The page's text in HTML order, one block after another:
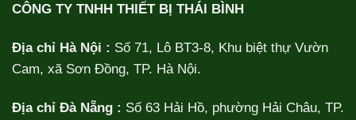
CÔNG TY TNHH THIẾT BỊ THÁI BÌNH
Địa chỉ Hà Nội : Số 71, Lô BT3-8, Khu biệt thự Vườn
Cam, xã Sơn Đồng, TP. Hà Nội.
Địa chỉ Đà Nẵng : Số 63 Hải Hồ, phường Hải Châu, TP.